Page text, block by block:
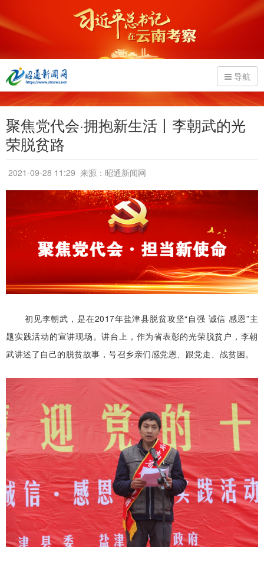
导航
聚焦党代会·拥抱新生活丨李朝武的光
荣脱贫路
2021-09-28 11:29 来源：昭通新闻网
初见李朝武，是在2017年盐津县脱贫攻坚“自强 诚信 感恩”主
题实践活动的宣讲现场。讲台上，作为省表彰的光荣脱贫户，李朝
武讲述了自己的脱贫故事，号召乡亲们感党恩、跟党走、战贫困。